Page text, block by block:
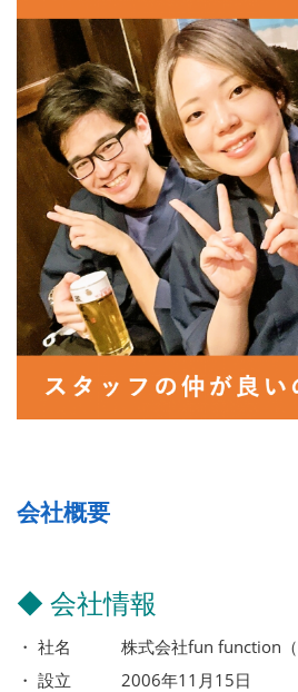
会社概要
◆ 会社情報
・ 社名 株式会社fun function（
・ 設立 2006年11月15日